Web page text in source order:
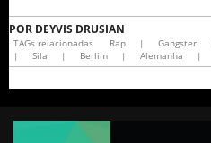
POR DEYVIS DRUSIAN
TAGs relacionadas Rap | Gangster
|
Sila | Berlim | Alemanha |